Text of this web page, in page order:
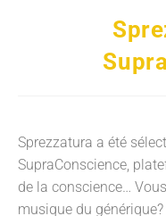
Sprezzatura a été
SupraConscience,
de la conscience…
musique du générique?